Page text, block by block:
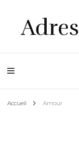
Accueil Amour